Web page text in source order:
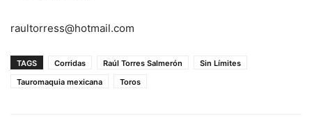
raultorress@hotmail.com
TAGS Corridas Raúl Torres Salmerón
Sin Límites
Tauromaquia mexicana
Toros